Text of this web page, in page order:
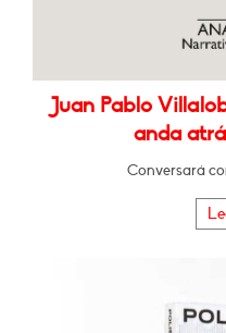
Juan Pablo
anda
Conversará